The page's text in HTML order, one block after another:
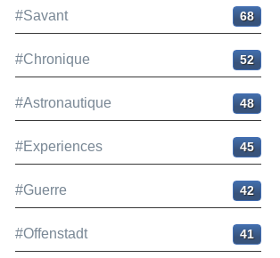
#Savant 68
#Chronique 52
#Astronautique 48
#Experiences 45
#Guerre 42
#Offenstadt 41